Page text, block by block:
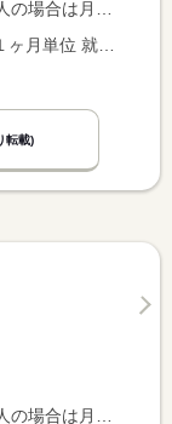
間額を表示しています。
転載)
間額を表示しています。